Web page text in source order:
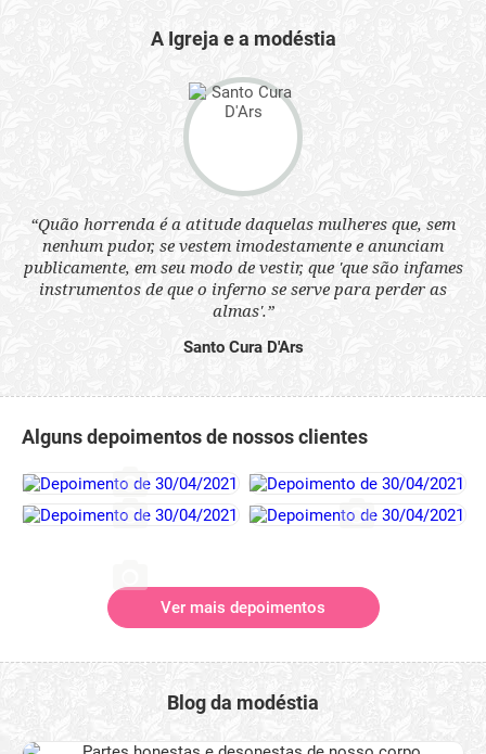
A Igreja e a modéstia
“Quão horrenda é a atitude daquelas mulheres que, sem
nenhum pudor, se vestem imodestamente e anunciam
publicamente, em seu modo de vestir, que 'que são infames
instrumentos de que o inferno se serve para perder as
almas'.”
Santo Cura D'Ars
Alguns depoimentos de nossos clientes
Ver mais depoimentos
Blog da modéstia